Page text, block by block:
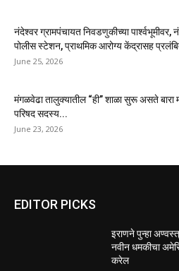
नंदेश्वर ग्रामपंचायत निवडणुकीच्या पार्श्वभूमीवर,
पोलीस स्टेशन, प्राथमिक आरोग्य केंद्रासह
June 25, 2026
मंगळवेढा तालुक्यातील “ही” शाळा सुरू असते बारा
परिषद सदस्य...
June 23, 2026
EDITOR PICKS
इराणने पुन्हा
नवीन धमकीचा
करेल